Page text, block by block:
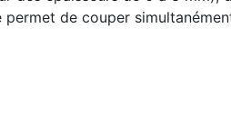
permet de couper